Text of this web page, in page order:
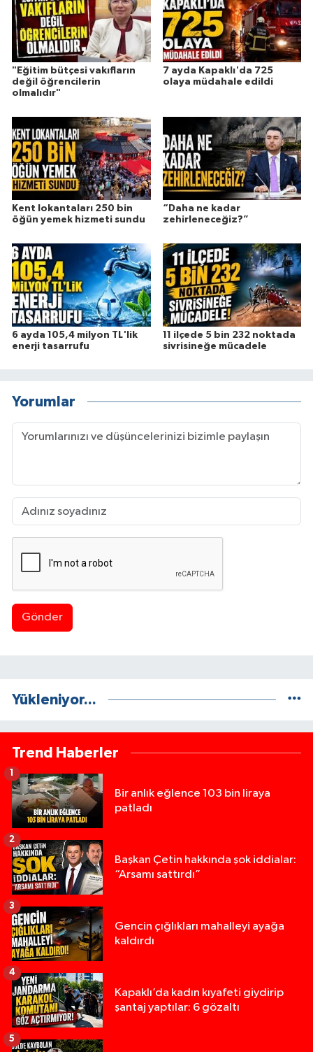
"Eğitim bütçesi vakıfların
değil öğrencilerin
olmalıdır"
7 ayda Kapaklı'da 725
olaya müdahale edildi
Kent lokantaları 250 bin
öğün yemek hizmeti sundu
“Daha ne kadar
zehirleneceğiz?”
6 ayda 105,4 milyon TL'lik
enerji tasarrufu
11 ilçede 5 bin 232 noktada
sivrisineğe mücadele
Yorumlar
Gönder
Yükleniyor...
Trend Haberler
Bir anlık eğlence 103 bin liraya
patladı
1
Başkan Çetin hakkında şok iddialar:
“Arsamı sattırdı”
2
Gencin çığlıkları mahalleyi ayağa
kaldırdı
3
Kapaklı’da kadın kıyafeti giydirip
şantaj yaptılar: 6 gözaltı
4
5